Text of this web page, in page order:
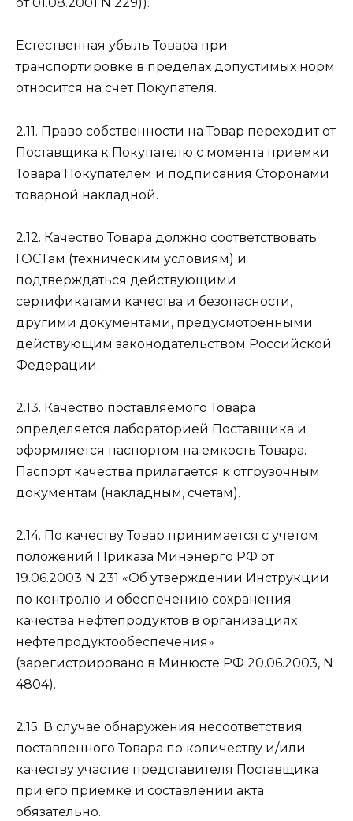
Естественная убыль Товара при
транспортировке в пределах допустимых норм
относится на счет Покупателя.
2.11. Право собственности на Товар переходит от
Поставщика к Покупателю с момента приемки
Товара Покупателем и подписания Сторонами
товарной накладной.
2.12. Качество Товара должно соответствовать
ГОСТам (техническим условиям) и
подтверждаться действующими
сертификатами качества и безопасности,
другими документами, предусмотренными
действующим законодательством Российской
Федерации.
2.13. Качество поставляемого Товара
определяется лабораторией Поставщика и
оформляется паспортом на емкость Товара.
Паспорт качества прилагается к отгрузочным
документам (накладным, счетам).
2.14. По качеству Товар принимается с учетом
положений Приказа Минэнерго РФ от
19.06.2003 N 231 «Об утверждении Инструкции
по контролю и обеспечению сохранения
качества нефтепродуктов в организациях
нефтепродуктообеспечения»
(зарегистрировано в Минюсте РФ 20.06.2003, N
4804).
2.15. В случае обнаружения несоответствия
поставленного Товара по количеству и/или
качеству участие представителя Поставщика
при его приемке и составлении акта
обязательно.